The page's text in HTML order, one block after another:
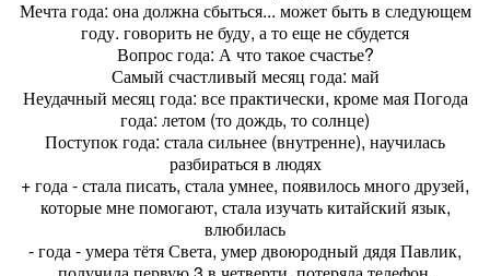
Мечта года: она должна сбыться... может быть в следующем
году. говорить не буду, а то еще не сбудется
Вопрос года: А что такое счастье?
Самый счастливый месяц года: май
Неудачный месяц года: все практически, кроме маяПогода
года: летом (то дождь, то солнце)
Поступок года: стала сильнее (внутренне), научилась
разбираться в людях
+ года- стала писать, стала умнее, появилось много друзей,
которые мне помогают, стала изучать китайский язык,
влюбилась
- года- умера тётя Света, умер двоюродный дядя Павлик,